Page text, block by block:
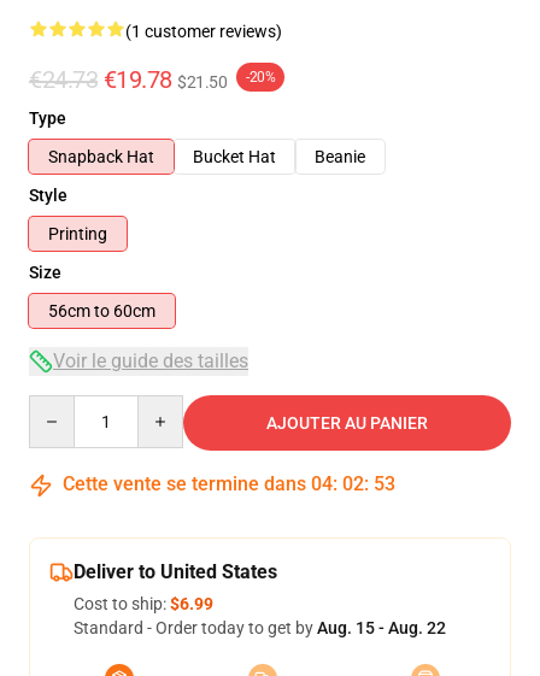
(1 customer reviews)
€24.73 €19.78 $21.50 -20%
Type
Snapback Hat
Bucket Hat
Beanie
Style
Printing
Size
56cm to 60cm
Voir le guide des tailles
AJOUTER AU PANIER
Cette vente se termine dans 04: 02: 53
Deliver to United States
Cost to ship:$6.99
Standard - Order today to get byAug. 15 - Aug. 22